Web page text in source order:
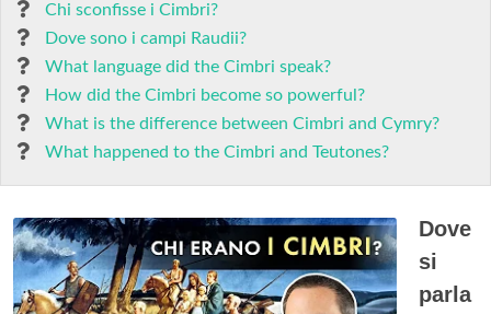
Chi sconfisse i Cimbri?
Dove sono i campi Raudii?
What language did the Cimbri speak?
How did the Cimbri become so powerful?
What is the difference between Cimbri and Cymry?
What happened to the Cimbri and Teutones?
Dove
si
parla